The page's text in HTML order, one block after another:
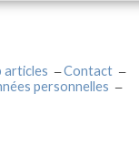
articles
Contact
personnelles